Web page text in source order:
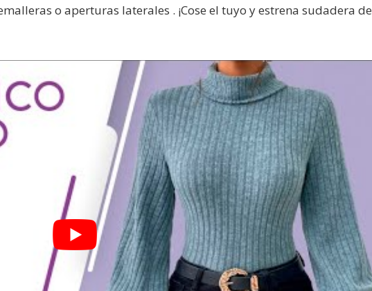
o aperturas laterales . ¡Cose el tuyo y estrena sudadera de